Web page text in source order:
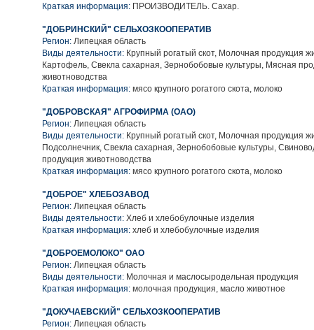
Краткая информация: ПРОИЗВОДИТЕЛЬ. Сахар.
"ДОБРИНСКИЙ" СЕЛЬХОЗКООПЕРАТИВ
Регион: Липецкая область
Виды деятельности: Крупный рогатый скот, Молочная продукция
Картофель, Свекла сахарная, Зернобобовые культуры, Мясная
животноводства
Краткая информация: мясо крупного рогатого скота, молоко
"ДОБРОВСКАЯ" АГРОФИРМА (ОАО)
Регион: Липецкая область
Виды деятельности: Крупный рогатый скот, Молочная продукция
Подсолнечник, Свекла сахарная, Зернобобовые культуры,
продукция животноводства
Краткая информация: мясо крупного рогатого скота, молоко
"ДОБРОЕ" ХЛЕБОЗАВОД
Регион: Липецкая область
Виды деятельности: Хлеб и хлебобулочные изделия
Краткая информация: хлеб и хлебобулочные изделия
"ДОБРОЕМОЛОКО" ОАО
Регион: Липецкая область
Виды деятельности: Молочная и маслосыродельная продукция
Краткая информация: молочная продукция, масло животное
"ДОКУЧАЕВСКИЙ" СЕЛЬХОЗКООПЕРАТИВ
Регион: Липецкая область